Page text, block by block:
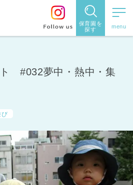
保育園を
探す
保育園を探す
住所・駅
す
#032夢中・熱中・集
び